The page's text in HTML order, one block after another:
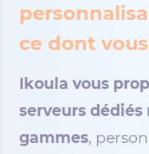
ce dont
Ikoula vous
serveurs
gammes,